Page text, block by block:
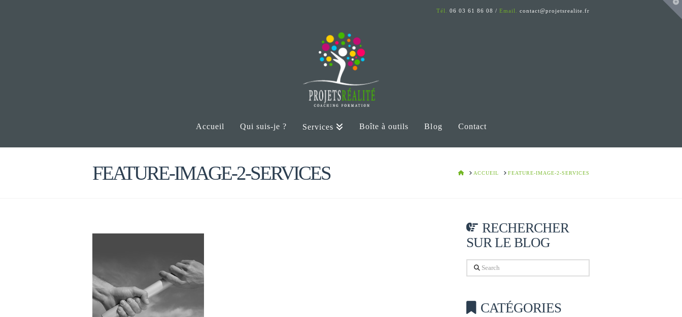
Tél. 06 03 61 86 08 / Email. contact@projetsrealite.fr
Accueil Qui suis-je ? Services Boîte à outils Blog Contact
FEATURE-IMAGE-2-SERVICES HOMEACCUEIL FEATURE-IMAGE-2-SERVICES
RECHERCHER
SUR LE BLOG
Search
CATÉGORIES